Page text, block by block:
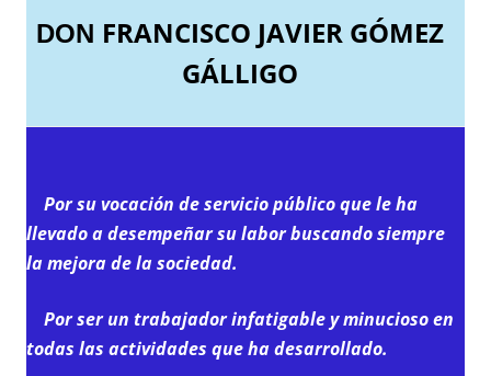
DON FRANCISCO JAVIER GÓMEZ
GÁLLIGO
Por su vocación de servicio público que le ha
llevado a desempeñar su labor buscando siempre
la mejora de la sociedad.
Por ser un trabajador infatigable y minucioso en
todas las actividades que ha desarrollado.